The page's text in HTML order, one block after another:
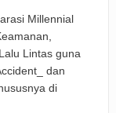
Millennial
Lintas guna
dan
di